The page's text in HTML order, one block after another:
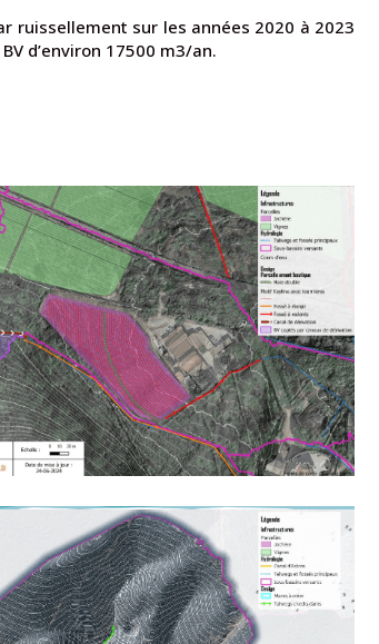
ruissellement sur les années 2020 à 2023
d’environ 17500 m3/an.